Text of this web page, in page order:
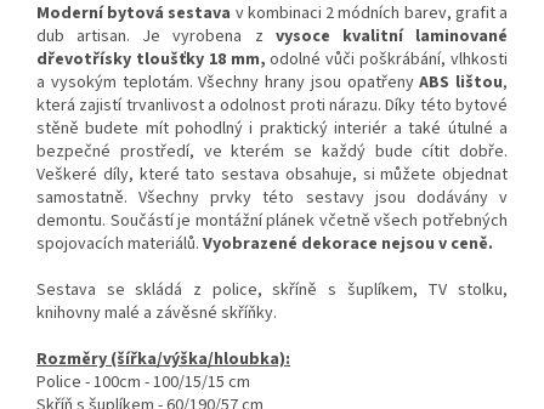
Moderní bytová sestava v kombinaci 2 módních barev, grafit a
dub artisan. Je vyrobena z vysoce kvalitní laminované
dřevotřísky tloušťky 18 mm, odolné vůči poškrábání, vlhkosti
a vysokým teplotám. Všechny hrany jsou opatřenyABS lištou,
která zajistí trvanlivost a odolnost proti nárazu. Díky této bytové
stěně budete mít pohodlný i praktický interiér a také útulné a
bezpečné prostředí, ve kterém se každý bude cítit dobře.
Veškeré díly, které tato sestava obsahuje, si můžete objednat
samostatně. Všechny prvky této sestavy jsou dodávány v
demontu. Součástí je montážní plánek včetně všech potřebných
spojovacích materiálů. Vyobrazené dekorace nejsou v ceně.
Sestava se skládá z police, skříně s šuplíkem, TV stolku,
knihovny malé a závěsné skříňky.
Rozměry (šířka/výška/hloubka):
Police - 100cm - 100/15/15 cm